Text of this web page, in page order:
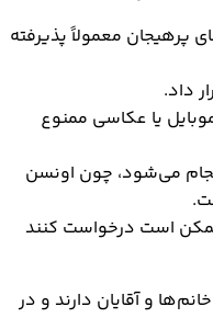
پرهیجان معمولاً پذیرفته
داد.
یا عکاسی ممنوع
می‌شود، چون اونسن
است درخواست کنند
و آقایان دارند و در